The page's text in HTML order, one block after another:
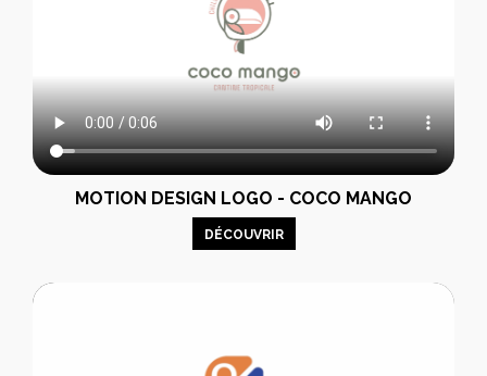
MOTION DESIGN LOGO - COCO MANGO
DÉCOUVRIR